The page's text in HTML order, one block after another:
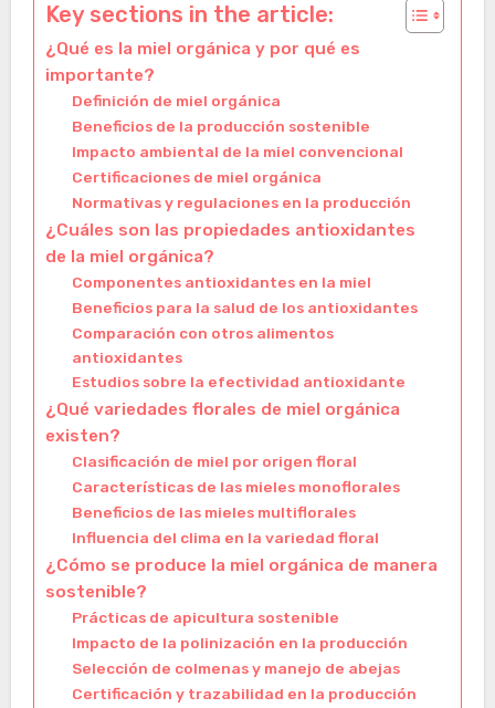
Key sections in the article:
¿Qué es la miel orgánica y por qué es
importante?
Definición de miel orgánica
Beneficios de la producción sostenible
Impacto ambiental de la miel convencional
Certificaciones de miel orgánica
Normativas y regulaciones en la producción
¿Cuáles son las propiedades antioxidantes
de la miel orgánica?
Componentes antioxidantes en la miel
Beneficios para la salud de los antioxidantes
Comparación con otros alimentos
antioxidantes
Estudios sobre la efectividad antioxidante
¿Qué variedades florales de miel orgánica
existen?
Clasificación de miel por origen floral
Características de las mieles monoflorales
Beneficios de las mieles multiflorales
Influencia del clima en la variedad floral
¿Cómo se produce la miel orgánica de manera
sostenible?
Prácticas de apicultura sostenible
Impacto de la polinización en la producción
Selección de colmenas y manejo de abejas
Certificación y trazabilidad en la producción